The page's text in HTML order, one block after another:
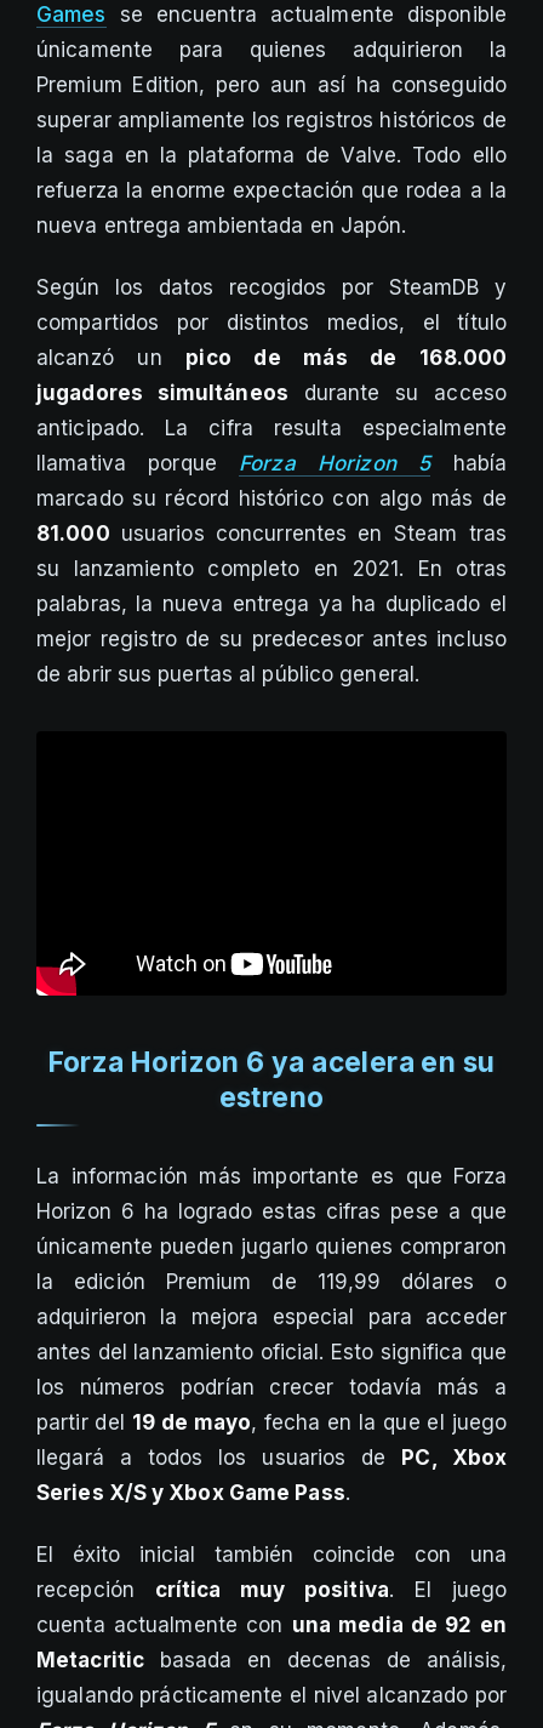
Games se encuentra actualmente disponible
únicamente para quienes adquirieron la
Premium Edition, pero aun así ha conseguido
superar ampliamente los registros históricos de
la saga en la plataforma de Valve. Todo ello
refuerza la enorme expectación que rodea a la
nueva entrega ambientada en Japón.
Según los datos recogidos por SteamDB y
compartidos por distintos medios, el título
alcanzó un pico de más de 168.000
jugadores simultáneos durante su acceso
anticipado. La cifra resulta especialmente
llamativa porque Forza Horizon 5había
marcado su récord histórico con algo más de
81.000 usuarios concurrentes en Steam tras
su lanzamiento completo en 2021. En otras
palabras, la nueva entrega ya ha duplicado el
mejor registro de su predecesor antes incluso
de abrir sus puertas al público general.
Forza Horizon 6 ya acelera en su
estreno
La información más importante es que Forza
Horizon 6 ha logrado estas cifras pese a que
únicamente pueden jugarlo quienes compraron
la edición Premium de 119,99 dólares o
adquirieron la mejora especial para acceder
antes del lanzamiento oficial. Esto significa que
los números podrían crecer todavía más a
partir del 19 de mayo, fecha en la que el juego
llegará a todos los usuarios de
PC, Xbox
Series X/S y Xbox Game Pass.
El éxito inicial también coincide con una
recepción crítica muy positiva. El juego
cuenta actualmente con una media de 92 en
Metacritic basada en decenas de análisis,
igualando prácticamente el nivel alcanzado por